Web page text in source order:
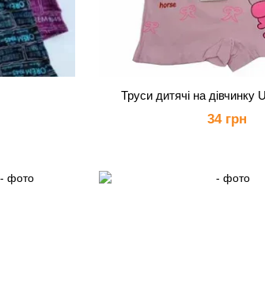
Труси дитячі на дівчинку
34 грн